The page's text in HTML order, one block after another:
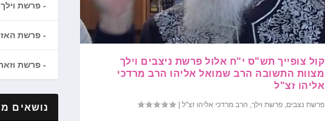
קול צופייך תש"ס י"ח אלול פרשת ניצבים וילך
מצוות התשובה הרב שמואל אליהו הרב מרדכי
אליהו זצ"ל
פרשת נצבים, פרשת וילך, הרב מרדכי אליהו זצ"ל|
פרשת וילך
פרשת
פרשת
נושאים